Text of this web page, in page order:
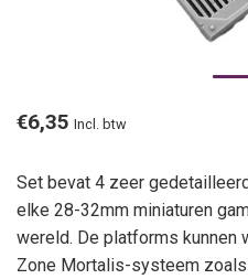
€6,35 Incl. btw
Set bevat 4 zeer
elke 28-32mm miniaturen
wereld. De platforms kunnen
Zone Mortalis-systeem